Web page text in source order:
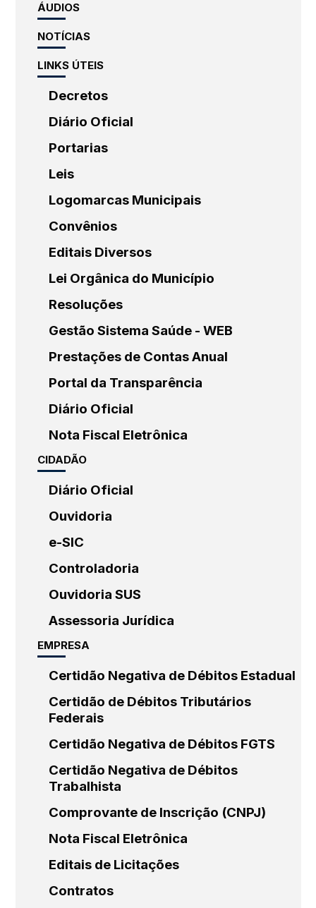
ÁUDIOS
NOTÍCIAS
LINKS ÚTEIS
Decretos
Diário Oficial
Portarias
Leis
Logomarcas Municipais
Convênios
Editais Diversos
Lei Orgânica do Município
Resoluções
Gestão Sistema Saúde - WEB
Prestações de Contas Anual
Portal da Transparência
Diário Oficial
Nota Fiscal Eletrônica
CIDADÃO
Diário Oficial
Ouvidoria
e-SIC
Controladoria
Ouvidoria SUS
Assessoria Jurídica
EMPRESA
Certidão Negativa de Débitos Estadual
Certidão de Débitos Tributários
Federais
Certidão Negativa de Débitos FGTS
Certidão Negativa de Débitos
Trabalhista
Comprovante de Inscrição (CNPJ)
Nota Fiscal Eletrônica
Editais de Licitações
Contratos